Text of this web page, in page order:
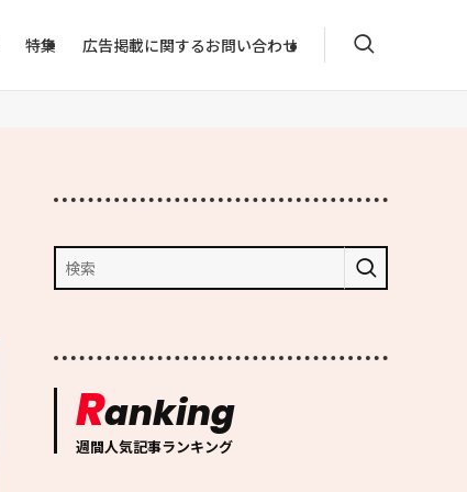
特集 広告掲載に関するお問い合わせ
Ranking
週間人気記事ランキング